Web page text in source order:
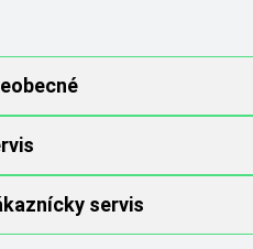
servis